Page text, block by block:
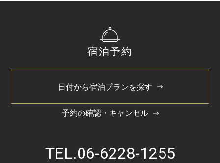
2022/4
宿泊予約
日付から宿泊プランを探す
予約の確認・キャンセル
TEL.06-6228-1255